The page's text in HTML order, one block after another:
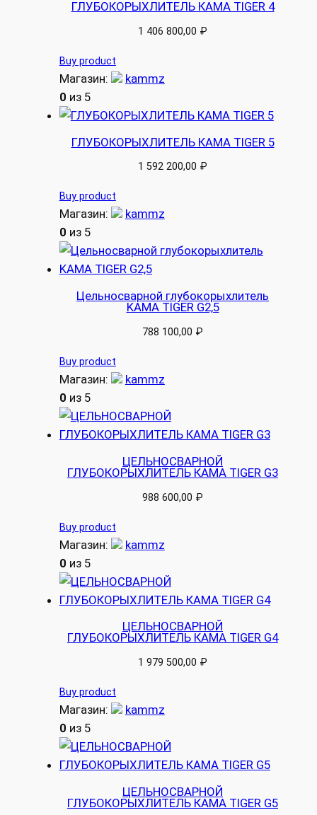
ГЛУБОКОРЫХЛИТЕЛЬ КАМА TIGER 4
1 406 800,00 ₽
Buy product
Магазин:
kammz
0 из 5
ГЛУБОКОРЫХЛИТЕЛЬ КАМА TIGER 5
1 592 200,00 ₽
Buy product
Магазин:
kammz
0 из 5
Цельносварной глубокорыхлитель
KAMA TIGER G2,5
788 100,00 ₽
Buy product
Магазин:
kammz
0 из 5
ЦЕЛЬНОСВАРНОЙ
ГЛУБОКОРЫХЛИТЕЛЬ КАМА TIGER G3
988 600,00 ₽
Buy product
Магазин:
kammz
0 из 5
ЦЕЛЬНОСВАРНОЙ
ГЛУБОКОРЫХЛИТЕЛЬ КАМА TIGER G4
1 979 500,00 ₽
Buy product
Магазин:
kammz
0 из 5
ЦЕЛЬНОСВАРНОЙ
ГЛУБОКОРЫХЛИТЕЛЬ КАМА TIGER G5